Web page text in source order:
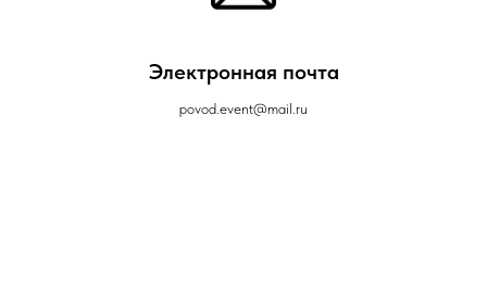
Электронная почта
povod.event@mail.ru